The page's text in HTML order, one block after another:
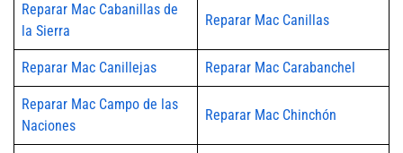
Reparar Mac Cabanillas de
la Sierra
Reparar Mac Canillas
Reparar Mac Canillejas Reparar Mac Carabanchel
Reparar Mac Campo de las
Naciones
Reparar Mac Chinchón